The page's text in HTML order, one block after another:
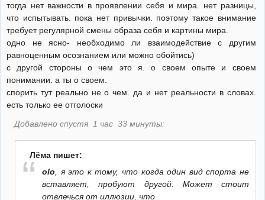
тогда нет важности в проявлении себя и мира. нет разницы,
что испытывать. пока нет привычки. поэтому такое внимание
требует регулярной смены образа себя и картины мира.
одно не ясно- необходимо ли взаимодействие с другим
равноценным осознанием или можно обойтись)
с другой стороны о чем это я. о своем опыте и своем
понимании. а ты о своем.
спорить тут реально не о чем. да и нет реальности в словах.
есть только ее отголоски
Добавлено спустя 1 час 33 минуты:
Лёма пишет:
olo , я это к тому, что когда один вид спорта не
вставляет, пробуют другой. Может стоит
отвлечься от иллюзии, что